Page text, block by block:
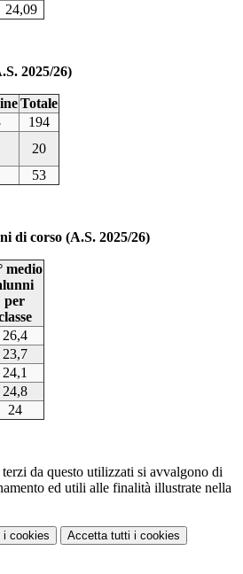
24,09
2025/26)
Totale
194
20
53
di corso (A.S. 2025/26)
medio
per
26,4
23,7
24,1
24,8
24
da questo utilizzati si avvalgono di
ed utili alle finalità illustrate nella
i cookies Accetta tutti i cookies